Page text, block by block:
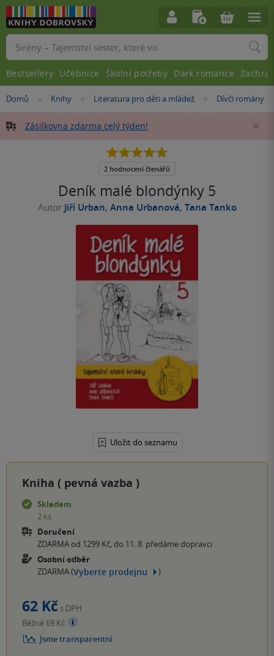
Nacházíte
zde:
Domů »
Knihy »
Literatura pro děti a mládež »
Dívčí romány
Zásilkovna zdarma celý týden!
Deník malé blondýnky 5
Autor Jiří Urban, Anna Urbanová, Tana Tanko
Uložit do seznamu
5.0
5
2 hodnocení čtenářů
Kniha ( pevná vazba )
Skladem
2 ks
Doručení
ZDARMA od 1299 Kč, do 11. 8. předáme dopravci
Osobní odběr
ZDARMA (Vyberte prodejnu )
62 Kč s DPH
Běžně 69 Kč
Jsme transparentní
Vyhledávání
Bestsellery Učebnice Školní potřeby Dark romance